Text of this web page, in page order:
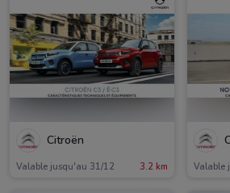
Citroën
Valable jusqu'au 31/12 3.2 km Valable